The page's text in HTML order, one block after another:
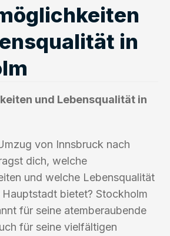
in
und Lebensqualität in
von Innsbruck nach
dich, welche
und welche Lebensqualität
bietet? Stockholm
für seine atemberaubende
für seine vielfältigen